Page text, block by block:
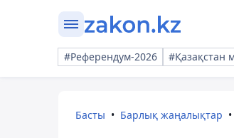
#Референдум-2026 #Қазақстан
Басты Барлық жаңалықтар